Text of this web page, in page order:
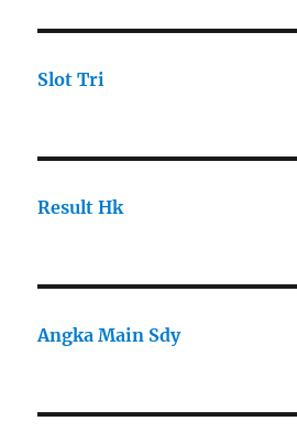
Slot Tri
Result Hk
Angka Main Sdy